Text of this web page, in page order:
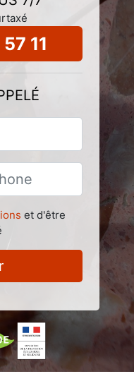
11
et d'être